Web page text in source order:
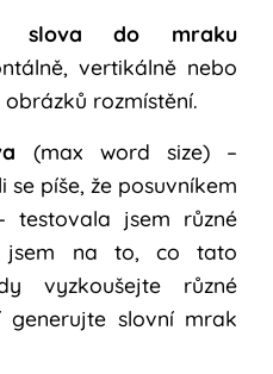
slova do mraku
vertikálně nebo
rozmístění.
(max word size) –
píše, že posuvníkem
testovala jsem různé
jsem na to, co tato
vyzkoušejte různé
slovní mrak